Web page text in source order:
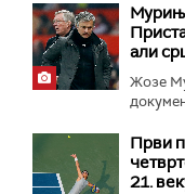
али
Жозе
Први
21.